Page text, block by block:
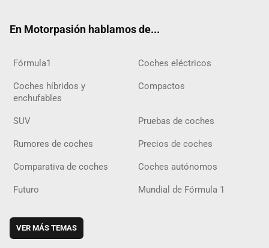
En Motorpasión hablamos de...
Fórmula1 Coches eléctricos
Coches híbridos y
enchufables
Compactos
SUV Pruebas de coches
Rumores de coches Precios de coches
Comparativa de coches Coches autónomos
Futuro Mundial de Fórmula 1
VER MÁS TEMAS